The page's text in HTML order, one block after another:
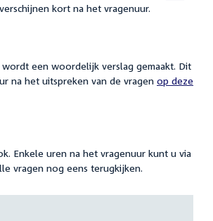
kort na het vragenuur.
wordt een woordelijk verslag gemaakt. Dit
na het uitspreken van de vragen op deze
Enkele uren na het vragenuur kunt u via
vragen nog eens terugkijken.